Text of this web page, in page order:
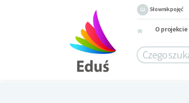
Słownik pojęć
O projekcie